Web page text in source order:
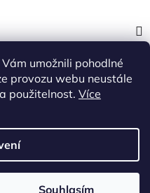
umožnili pohodlné
provozu webu neustále
použitelnost. Více
Souhlasím